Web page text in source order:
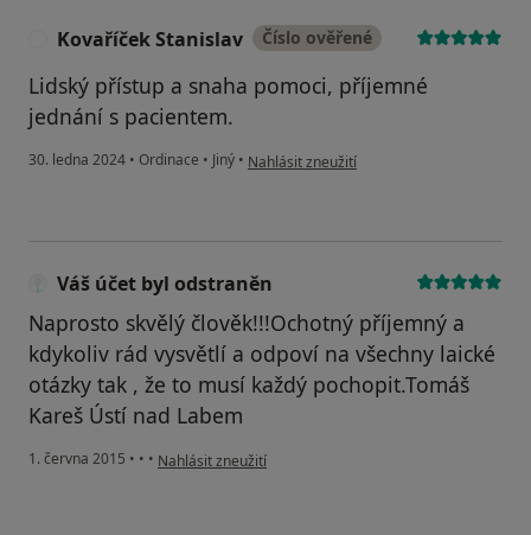
Kovaříček Stanislav Číslo ověřené
Lidský přístup a snaha pomoci, příjemné
jednání s pacientem.
30. ledna 2024 • Ordinace • Jiný • podle názoru uživatele Kovaříček Stanislav
Nahlásit zneužití
Váš účet byl odstraněn
Naprosto skvělý člověk!!!Ochotný příjemný a
kdykoliv rád vysvětlí a odpoví na všechny laické
otázky tak , že to musí každý pochopit.Tomáš
Kareš Ústí nad Labem
1. června 2015 • • • podle názoru uživatele Váš účet byl odstraněn
Nahlásit zneužití